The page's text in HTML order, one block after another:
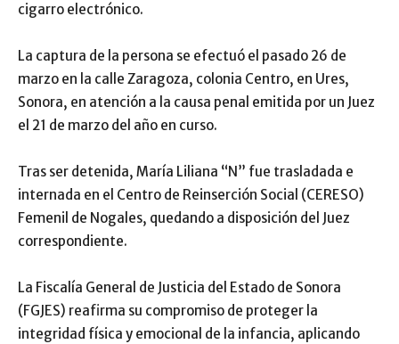
cigarro electrónico.
La captura de la persona se efectuó el pasado 26 de
marzo en la calle Zaragoza, colonia Centro, en Ures,
Sonora, en atención a la causa penal emitida por un Juez
el 21 de marzo del año en curso.
Tras ser detenida, María Liliana “N” fue trasladada e
internada en el Centro de Reinserción Social (CERESO)
Femenil de Nogales, quedando a disposición del Juez
correspondiente.
La Fiscalía General de Justicia del Estado de Sonora
(FGJES) reafirma su compromiso de proteger la
integridad física y emocional de la infancia, aplicando